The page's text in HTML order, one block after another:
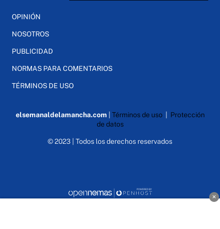
OPINIÓN
NOSOTROS
PUBLICIDAD
NORMAS PARA COMENTARIOS
TÉRMINOS DE USO
elsemanaldelamancha.com Términos de uso| Protección
de datos
© 2023 | Todos los derechos reservados
×